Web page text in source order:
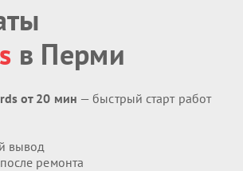
в Перми
от 20 мин — быстрый старт работ
вывод
ремонта